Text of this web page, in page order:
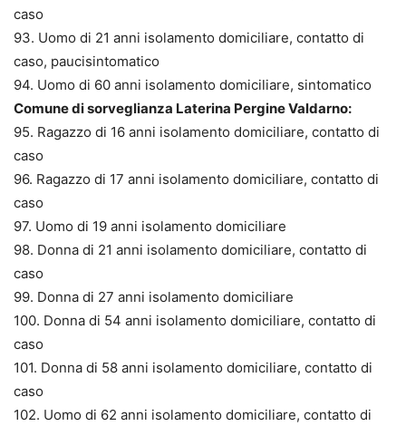
caso
93. Uomo di 21 anni isolamento domiciliare, contatto di
caso, paucisintomatico
94. Uomo di 60 anni isolamento domiciliare, sintomatico
Comune di sorveglianza Laterina Pergine Valdarno:
95. Ragazzo di 16 anni isolamento domiciliare, contatto di
caso
96. Ragazzo di 17 anni isolamento domiciliare, contatto di
caso
97. Uomo di 19 anni isolamento domiciliare
98. Donna di 21 anni isolamento domiciliare, contatto di
caso
99. Donna di 27 anni isolamento domiciliare
100. Donna di 54 anni isolamento domiciliare, contatto di
caso
101. Donna di 58 anni isolamento domiciliare, contatto di
caso
102. Uomo di 62 anni isolamento domiciliare, contatto di